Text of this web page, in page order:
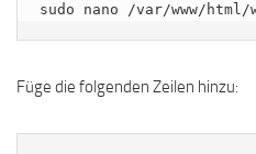
sudo nano /var/www/html/
Füge die folgenden Zeilen hinzu: